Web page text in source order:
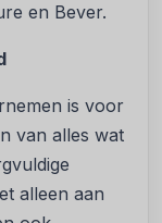
en Bever.
is voor
van alles wat
alleen aan